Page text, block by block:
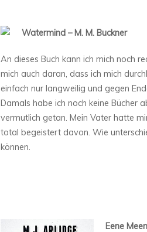
Watermind – M. M. Buckner
An dieses Buch kann ich mich noch
mich auch daran, dass ich mich
einfach nur langweilig und gegen
Damals habe ich noch keine Bücher
vermutlich getan. Mein Vater hatte
total begeistert davon. Wie
können.
Eene